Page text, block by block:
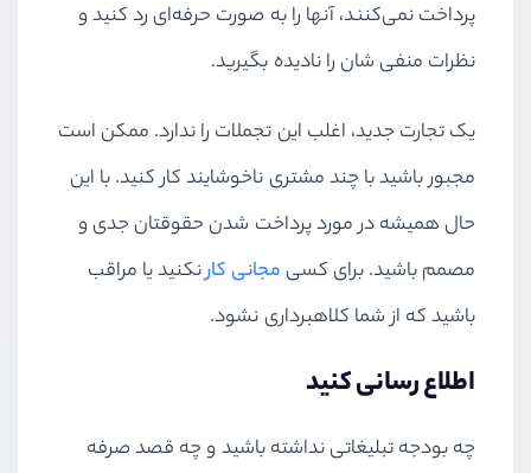
پرداخت نمی‌کنند، آنها را به صورت حرفه‌ای رد کنید و
نظرات منفی شان را نادیده بگیرید.
یک تجارت جدید، اغلب این تجملات را ندارد. ممکن است
مجبور باشید با چند مشتری ناخوشایند کار کنید. با این
حال همیشه در مورد پرداخت شدن حقوقتان جدی و
مصمم باشید. برای کسی مجانی کارنکنید یا مراقب
باشید که از شما کلاهبرداری نشود.
اطلاع رسانی کنید
چه بودجه تبلیغاتی نداشته باشید و چه قصد صرفه